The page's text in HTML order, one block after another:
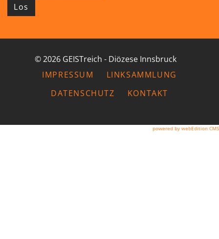
Los
© 2026 GEISTreich - Diözese Innsbruck
IMPRESSUM
LINKSAMMLUNG
DATENSCHUTZ
KONTAKT
powered by webEdition CMS